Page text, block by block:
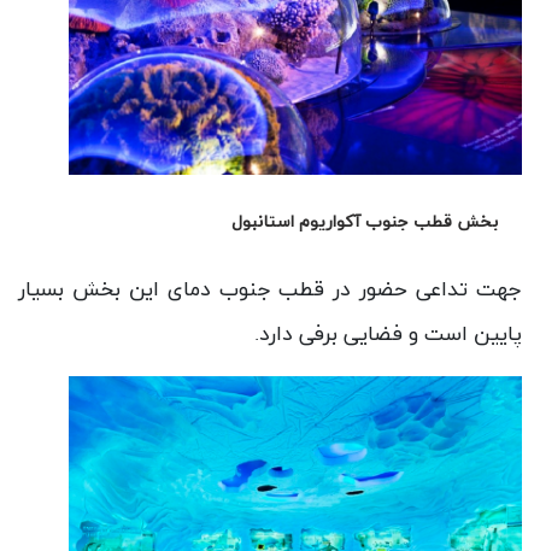
بخش قطب جنوب آکواریوم استانبول
جهت تداعی حضور در قطب جنوب دمای این بخش بسیار
پایین است و فضایی برفی دارد.